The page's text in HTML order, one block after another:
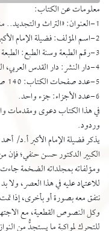
معلومات عن الكتاب:
1-العنوان: «التراث والتجديد.. مناقشات وردود»
2-اسم المؤلف: فضيلة الإمام الأكبر أ.د/ أحمد الطيب، شيخ الأزهر الشريف
3-رقم الطبعة وسنة الطبع: الطبعة الثانية، 1437ه – 2016م.
4-دار النشر: دار القدس العربي، القاهرة.
5-عدد صفحات الكتاب: 140 صفحة.
6-عدد الأجزاء: جزء واحد.
في هذا الكتاب دعوى ومقدمات
وردود.
يذكر فضيلة الإمام الأكبر أ.د/
الكبير الدكتور حسن حنفي؛ فإن
ومؤلفاته بمجلداته الضخمة
للاعتماد عليه في هذا العصر، ولا
نتفق معه بصورة أو بأخرى، إذا
وكل النصوص القطعية، مع